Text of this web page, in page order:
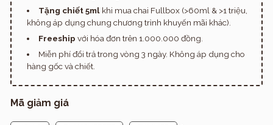
Tặng chiết 5mlkhi mua chai Fullbox (>60ml & >1 triệu,
không áp dụng chung chương trình khuyến mãi khác).
Freeship với hóa đơn trên 1.000.000 đồng.
Miễn phí đổi trả trong vòng 3 ngày. Không áp dụng cho
hàng gốc và chiết.
Mã giảm giá